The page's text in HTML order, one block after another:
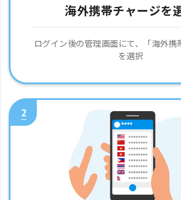
海外携帯チャージを
ログイン後の管理画面にて、「海外携
を選択
2